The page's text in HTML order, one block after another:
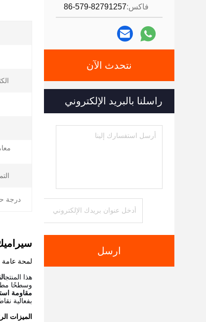
فاكس:86-579-82791257
نتحدث الآن
راسلنا بالبريد الإلكتروني
ارسل
درجة
لمحة عامة
هذا المنتج
وسطحًا
مقاومة
بفعالية
الميزات